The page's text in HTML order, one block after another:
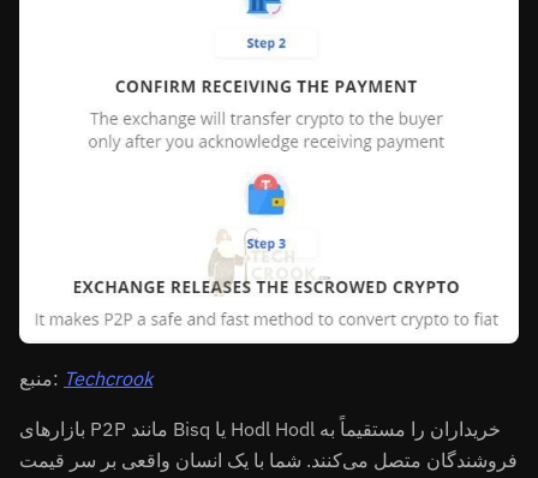
منبع: Techcrook
بازارهای P2P مانند Bisq یا Hodl Hodl خریداران را مستقیماً به
فروشندگان متصل می‌کنند. شما با یک انسان واقعی بر سر قیمت